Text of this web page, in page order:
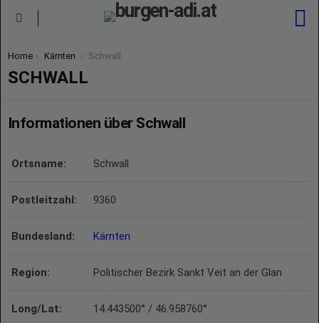
You are here:
Home Kärnten Schwall
SCHWALL
Informationen über Schwall
Ortsname: Schwall
Postleitzahl: 9360
Bundesland: Kärnten
Region: Politischer Bezirk Sankt Veit an der Glan
Long/Lat: 14.443500° / 46.958760°